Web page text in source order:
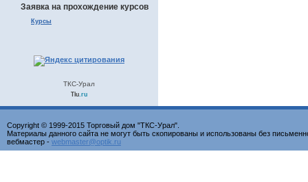
Заявка на прохождение курсов
Курсы
ТКС-Урал
Tiu.ru
Copyright © 1999-2015 Торговый дом "ТКС-Урал".
Материалы данного сайта не могут быть скопированы и использованы без
вебмастер - webmaster@optik.ru